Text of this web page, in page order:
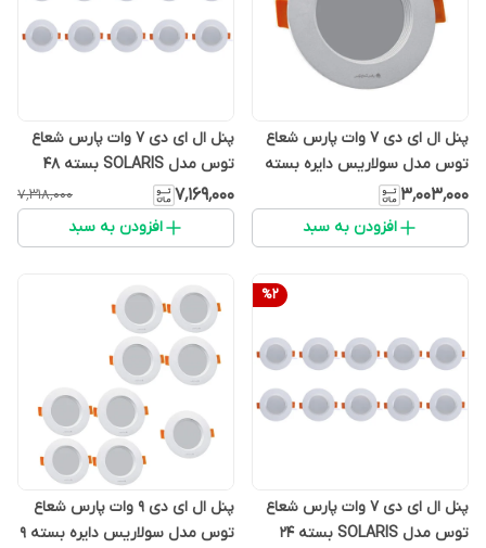
پنل ال ای دی 7 وات پارس شعاع
توس مدل سولاریس دایره بسته
20 عددی
۳٬۰۰۳٬۰۰۰
افزودن به سبد
پنل ال ای دی 7 وات پارس شعاع
توس مدل SOLARIS بسته 48
عددی
۷٬۱۶۹٬۰۰۰ ۷٬۳۱۸٬۰۰۰
افزودن به سبد
%2
پنل ال ای دی 7 وات پارس شعاع
توس مدل SOLARIS بسته 24
پنل ال ای دی 9 وات پارس شعاع
توس مدل سولاریس دایره بسته 9